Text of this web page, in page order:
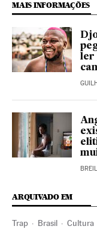
MAIS INFORMAÇÕES
ler
ARQUIVADO EM
Trap Brasil Cultura